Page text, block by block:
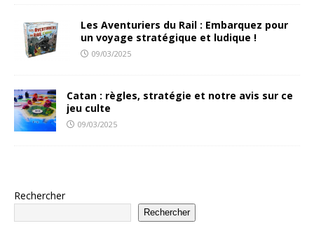
Les Aventuriers du Rail : Embarquez pour
un voyage stratégique et ludique !
09/03/2025
Catan : règles, stratégie et notre avis sur ce
jeu culte
09/03/2025
Rechercher
Rechercher